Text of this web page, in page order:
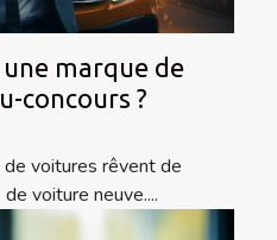
marque de
concours ?
voitures rêvent de
voiture neuve....